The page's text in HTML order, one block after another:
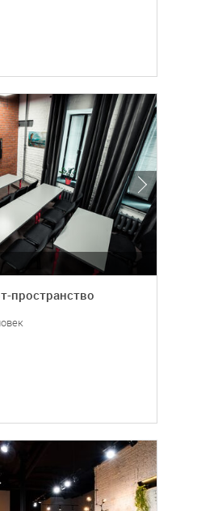
пространство